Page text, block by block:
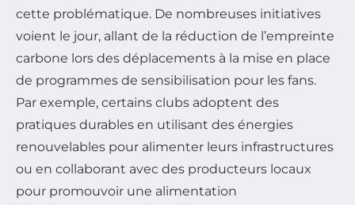
cette problématique. De nombreuses initiatives
voient le jour, allant de la réduction de l’empreinte
carbone lors des déplacements à la mise en place
de programmes de sensibilisation pour les fans.
Par exemple, certains clubs adoptent des
pratiques durables en utilisant des énergies
renouvelables pour alimenter leurs infrastructures
ou en collaborant avec des producteurs locaux
pour promouvoir une alimentation